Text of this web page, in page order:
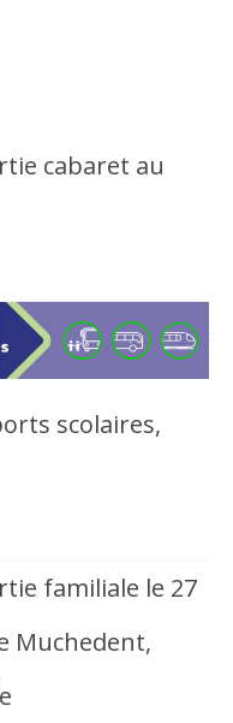
cabaret au
scolaires,
familiale le 27
Muchedent,